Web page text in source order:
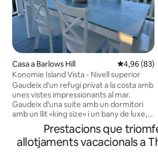
Casa a Barlows Hill 4,96 de
4,96 (83)
Konomie Island Vista - Nivell superior
Gaudeix d'un refugi privat a la costa amb
unes vistes impressionants al mar.
Gaudeix d'una suite amb un dormitori
amb un llit «king size» i un bany de luxe,
un dormitori amb un llit «queen size» i un
sofà llit Koala al saló il·luminat pel sol.
Gaudeix de la banyera en forma d'ou o
Prestacions que
allotjaments vacacionals a